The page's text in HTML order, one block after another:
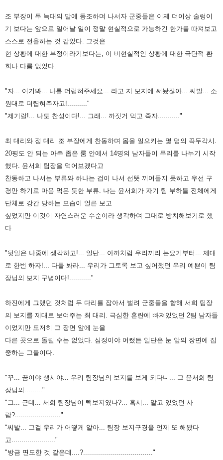
조 부장이 두 늑대의 말에 동조하며 나서자 군중들은 이제 더이상 술렁이
기 보다는 앞으로 일어날 일이 정말 현실적으로 가능하긴 한가를 따져보고
스스로 전율하는 것 같았다. 그것은
현 상황에 대한 부정이라기보다는, 이 비현실적인 상황에 대한 극단적 환
희나 다름 없었다.
"자... 여기봐... 나를 더럽혀주세요... 라고 지 보지에 써놨잖아... 씨발... 소
원대로 더렵혀주자고!.........."
"제기랄!... 나도 찬성이다!... 그래... 까짓거 먹고 죽자..........."
최 대리와 정 대리 조 부장에게 찬동하며 몸을 일으키는 몇 명의 꼭두각시.
20평도 안 되는 아주 좁은 룸 안에서 14명의 남자들이 무리를 나누기 시작
했다. 윤서희 팀장을 먹어보겠다고
찬동하고 나서는 부류와 하나는 겁이 나서 선뜻 끼어들지 못하고 우선 구
경만 하기로 마음 먹은 듯한 부류. 나는 윤서희가 자기 팀 부하들 전체에게
단체로 강간 당하는 모습이 얼른 보고
싶었지만 이것이 자연스러운 수순이라 생각하여 그대로 방치해보기로 했
다.
"뒷일은 나중에 생각하고!... 일단... 아까처럼 우리끼리 눈요기부터... 제대
로 한번 하자!... 다들 봐라... 우리가 그토록 보고 싶어했던 우리 예쁜이 팀
장님의 보지 구녕이다!..........."
하진에게 그랬던 것처럼 두 다리를 잡아서 벌려 군중들을 향해 서희 팀장
의 보지를 제대로 보여주는 최 대리. 극심한 혼란에 빠져있었던 2팀 남자들
이었지만 도저히 그 장면 앞에 눈을
다른 곳으로 돌릴 수는 없었다. 심정이야 어쨌든 일단은 눈 앞의 장면에 집
중하는 그들이다.
"꾸... 꿈이야 생시야... 우리 팀장님의 보지를 보게 되다니... 그 윤서희 팀
장님의........."
"그... 근데... 서희 팀장님이 빽보지였나?... 혹시... 알고 있었던 사
람?......................."
"씨발... 그걸 우리가 어떻게 알아... 팀장 보지구경을 언제 또 해봤다
고......................"
"방금 면도한 것 같은데....?..................................."